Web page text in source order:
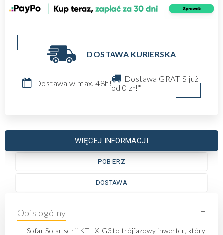
DOSTAWA KURIERSKA
Dostawa w max. 48h!
Dostawa GRATIS już
od 0 zł!*
WIĘCEJ INFORMACJI
POBIERZ
DOSTAWA
Opis ogólny -
Sofar Solar serii KTL-X-G3 to trójfazowy inwerter, który